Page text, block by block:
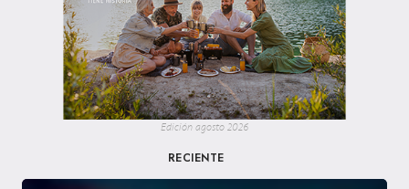
Edición agosto 2026
RECIENTE